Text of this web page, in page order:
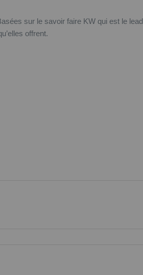
sur le savoir faire KW qui est le
offrent.